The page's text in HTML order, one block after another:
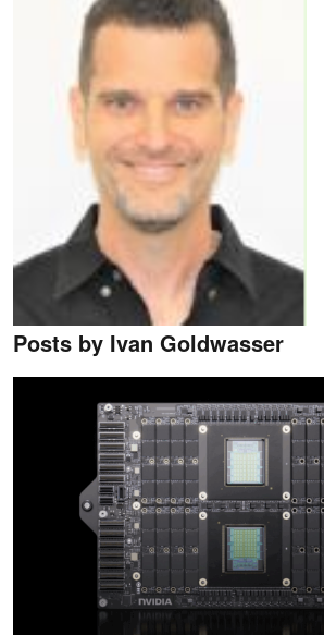
Posts by Ivan Goldwasser